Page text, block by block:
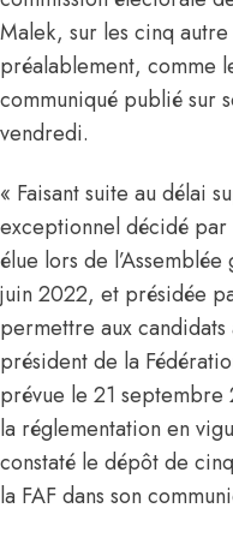
Malek, sur les cinq
préalablement, comme
communiqué publié sur
vendredi.
« Faisant suite au délai
exceptionnel décidé par
élue lors de
juin 2022, et présidée
permettre aux candidats
président de la
prévue le 21
la réglementation en
constaté le dépôt de
la FAF dans son